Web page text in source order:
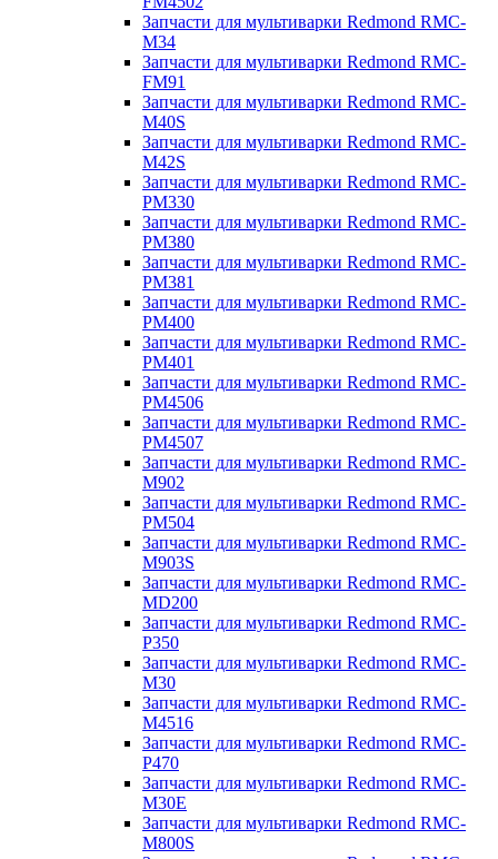
Запчасти для мультиварки Redmond RMC-
M34
Запчасти для мультиварки Redmond RMC-
FM91
Запчасти для мультиварки Redmond RMC-
M40S
Запчасти для мультиварки Redmond RMC-
M42S
Запчасти для мультиварки Redmond RMC-
PM330
Запчасти для мультиварки Redmond RMC-
PM380
Запчасти для мультиварки Redmond RMC-
PM381
Запчасти для мультиварки Redmond RMC-
PM400
Запчасти для мультиварки Redmond RMC-
PM401
Запчасти для мультиварки Redmond RMC-
PM4506
Запчасти для мультиварки Redmond RMC-
PM4507
Запчасти для мультиварки Redmond RMC-
M902
Запчасти для мультиварки Redmond RMC-
PM504
Запчасти для мультиварки Redmond RMC-
M903S
Запчасти для мультиварки Redmond RMC-
MD200
Запчасти для мультиварки Redmond RMC-
P350
Запчасти для мультиварки Redmond RMC-
M30
Запчасти для мультиварки Redmond RMC-
M4516
Запчасти для мультиварки Redmond RMC-
P470
Запчасти для мультиварки Redmond RMC-
M30E
Запчасти для мультиварки Redmond RMC-
M800S